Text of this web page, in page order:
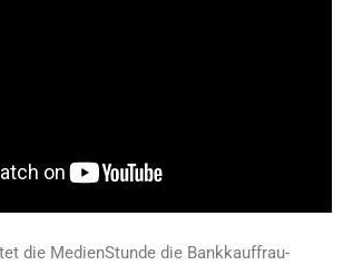
die MedienStunde die Bankkauffrau-